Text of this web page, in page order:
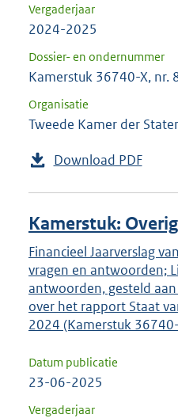
Vergaderjaar
2024-2025
Dossier- en ondernummer
Kamerstuk 36740-X, nr.
Organisatie
Tweede Kamer der
Download PDF
Kamerstuk: Overig
Financieel Jaarverslag
vragen en antwoorden;
antwoorden, gesteld
over het rapport Staat
2024 (Kamerstuk
Datum publicatie
23-06-2025
Vergaderjaar